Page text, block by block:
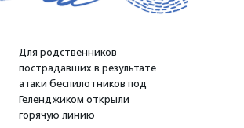
Для родственников
пострадавших в результате
атаки беспилотников под
Геленджиком открыли
горячую линию